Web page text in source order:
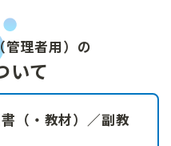
管理者用）の
いて
（・教材）／副教